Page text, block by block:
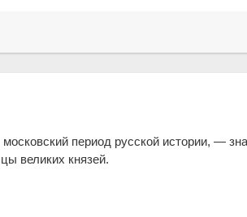
период русской истории, —
великих князей.